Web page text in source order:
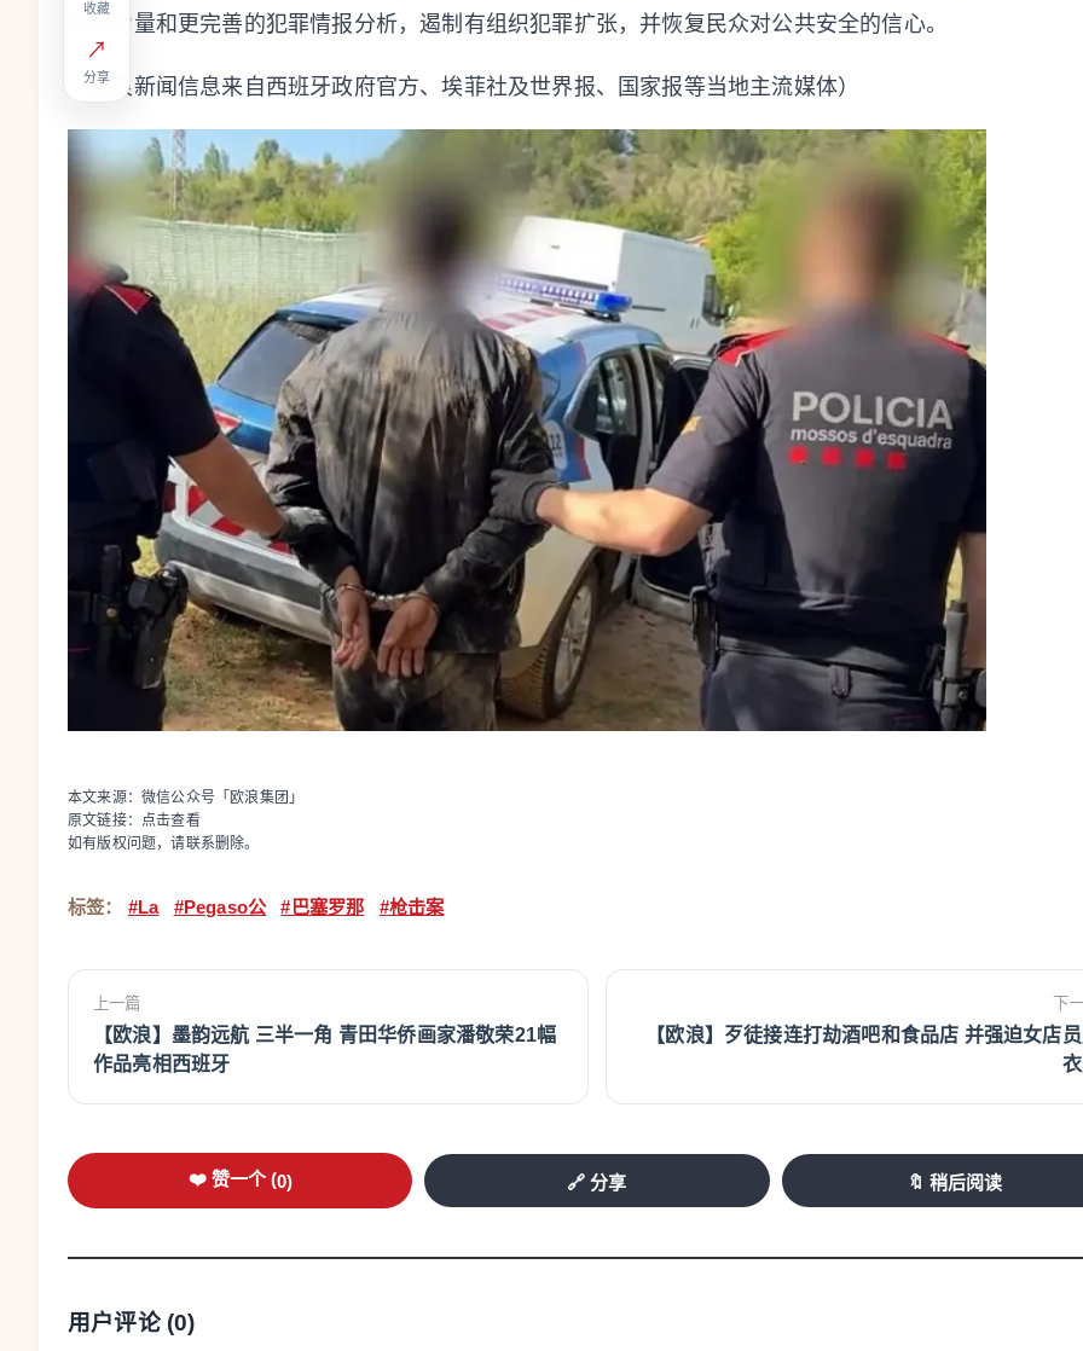
收藏
↗
分享
刑侦力量和更完善的犯罪情报分析，遏制有组织犯罪扩张，并恢复民众对公共安全的信心。
（欧浪新闻信息来自西班牙政府官方、埃菲社及世界报、国家报等当地主流媒体）
本文来源：微信公众号「欧浪集团」
原文链接： 点击查看
如有版权问题，请联系删除。
标签： #La #Pegaso公 #巴塞罗那 #枪击案
上一篇
【欧浪】墨韵远航 三半一角 青田华侨画家潘敬荣21幅
作品亮相西班牙
下
【欧浪】歹徒接连打劫酒吧和食品店 并强迫女店员脱
❤️ 赞一个 (0) 🔗 分享 🔖 稍后阅读
用户评论 (0)